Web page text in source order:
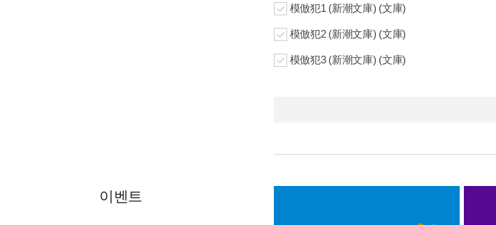
模倣犯1 (新潮文庫) (文庫)
模倣犯2 (新潮文庫) (文庫)
模倣犯3 (新潮文庫) (文庫)
이벤트